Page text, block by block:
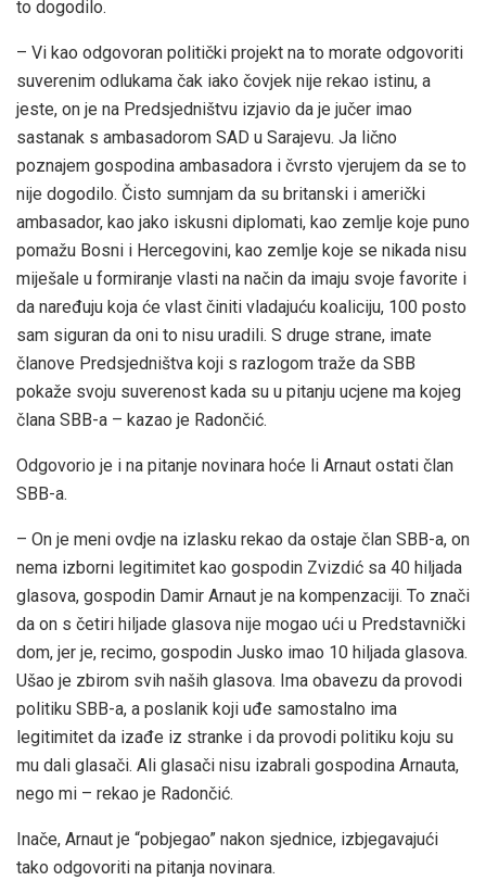
to dogodilo.
– Vi kao odgovoran politički projekt na to morate odgovoriti
suverenim odlukama čak iako čovjek nije rekao istinu, a
jeste, on je na Predsjedništvu izjavio da je jučer imao
sastanak s ambasadorom SAD u Sarajevu. Ja lično
poznajem gospodina ambasadora i čvrsto vjerujem da se to
nije dogodilo. Čisto sumnjam da su britanski i američki
ambasador, kao jako iskusni diplomati, kao zemlje koje puno
pomažu Bosni i Hercegovini, kao zemlje koje se nikada nisu
miješale u formiranje vlasti na način da imaju svoje favorite i
da naređuju koja će vlast činiti vladajuću koaliciju, 100 posto
sam siguran da oni to nisu uradili. S druge strane, imate
članove Predsjedništva koji s razlogom traže da SBB
pokaže svoju suverenost kada su u pitanju ucjene ma kojeg
člana SBB-a – kazao je Radončić.
Odgovorio je i na pitanje novinara hoće li Arnaut ostati član
SBB-a.
– On je meni ovdje na izlasku rekao da ostaje član SBB-a, on
nema izborni legitimitet kao gospodin Zvizdić sa 40 hiljada
glasova, gospodin Damir Arnaut je na kompenzaciji. To znači
da on s četiri hiljade glasova nije mogao ući u Predstavnički
dom, jer je, recimo, gospodin Jusko imao 10 hiljada glasova.
Ušao je zbirom svih naših glasova. Ima obavezu da provodi
politiku SBB-a, a poslanik koji uđe samostalno ima
legitimitet da izađe iz stranke i da provodi politiku koju su
mu dali glasači. Ali glasači nisu izabrali gospodina Arnauta,
nego mi – rekao je Radončić.
Inače, Arnaut je “pobjegao” nakon sjednice, izbjegavajući
tako odgovoriti na pitanja novinara.